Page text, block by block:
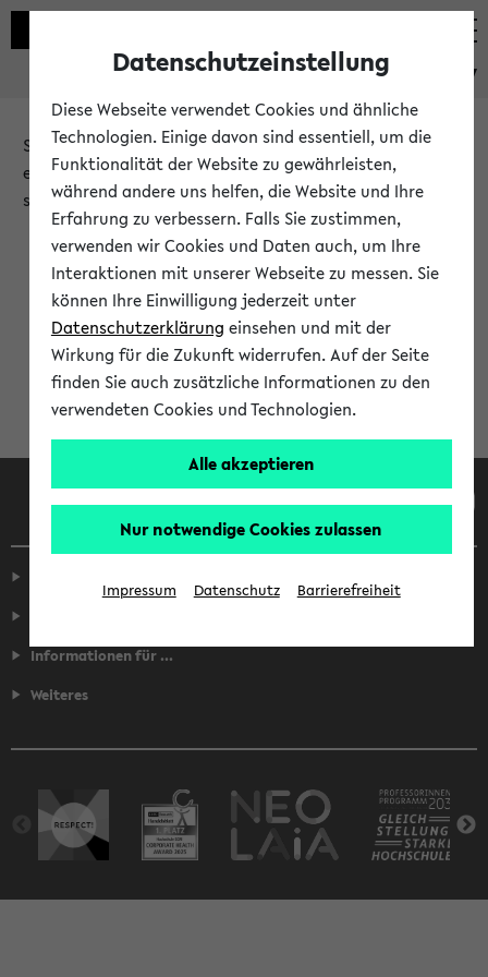
eKVV
Sie möchten auf eine eKVV Funktion zugreifen, die Ihnen
erst nach einer Anmeldung am System zur Verfügung
steht.
Bitte melden Sie sich an:
Anmeldung am eKVV
Informationen für ...
Weiteres
Datenschutzeinstellung
Diese Webseite verwendet Cookies und ähnliche
Technologien. Einige davon sind essentiell, um die
Funktionalität der Website zu gewährleisten,
während andere uns helfen, die Website und Ihre
Erfahrung zu verbessern. Falls Sie zustimmen,
verwenden wir Cookies und Daten auch, um Ihre
Interaktionen mit unserer Webseite zu messen. Sie
können Ihre Einwilligung jederzeit unter
Datenschutzerklärung einsehen und mit der
Wirkung für die Zukunft widerrufen. Auf der Seite
finden Sie auch zusätzliche Informationen zu den
verwendeten Cookies und Technologien.
Alle akzeptieren
Nur notwendige Cookies zulassen
Impressum Datenschutz Barrierefreiheit